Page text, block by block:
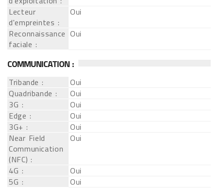
Lecteur
d'empreintes :
Oui
Reconnaissance
faciale :
Oui
COMMUNICATION :
Tribande :
Oui
Quadribande :
Oui
3G :
Oui
Edge :
Oui
3G+ :
Oui
Near Field
Communication
(NFC) :
Oui
4G :
Oui
5G :
Oui